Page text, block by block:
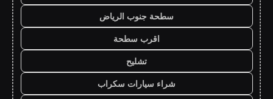
سطحة جنوب الرياض
اقرب سطحة
تشليح
شراء سيارات سكراب